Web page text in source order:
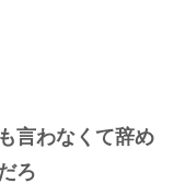
言わなくて辞め
ろ